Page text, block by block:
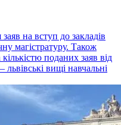
на вступ до закладів
магістратуру. Також
поданих заяв від
вищі навчальні